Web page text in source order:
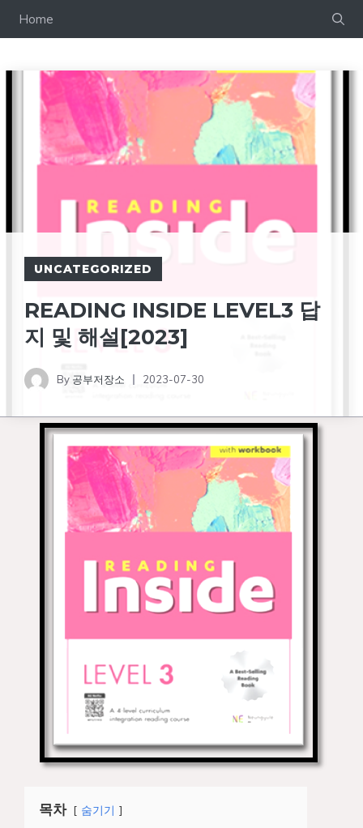
Home
UNCATEGORIZED
READING INSIDE LEVEL3 답
지 및 해설[2023]
By 공부저장소 2023-07-30
목차 숨기기